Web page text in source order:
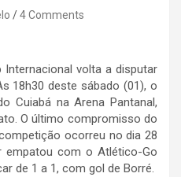
4 Comments
volta a disputar
18h30 deste sábado (01), o
Cuiabá na Arena Pantanal,
O último compromisso do
ocorreu no dia 28
empatou com o Atlético-Go
de 1 a 1, com gol de Borré.